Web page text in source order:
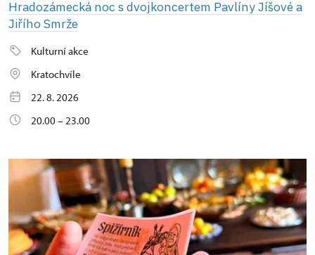
Hradozámecká noc s dvojkoncertem Pavlíny Jíšové a
Jiřího Smrže
Kulturní akce
Kratochvíle
22. 8. 2026
20.00 – 23.00